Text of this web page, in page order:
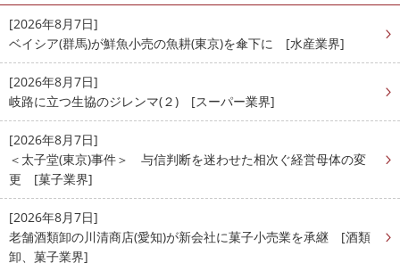
[2026年8月7日]
ベイシア(群馬)が鮮魚小売の魚耕(東京)を傘下に [水産業界]
[2026年8月7日]
岐路に立つ生協のジレンマ(２) [スーパー業界]
[2026年8月7日]
＜太子堂(東京)事件＞ 与信判断を迷わせた相次ぐ経営母体の変
更 [菓子業界]
[2026年8月7日]
老舗酒類卸の川清商店(愛知)が新会社に菓子小売業を承継 [酒類
卸、菓子業界]